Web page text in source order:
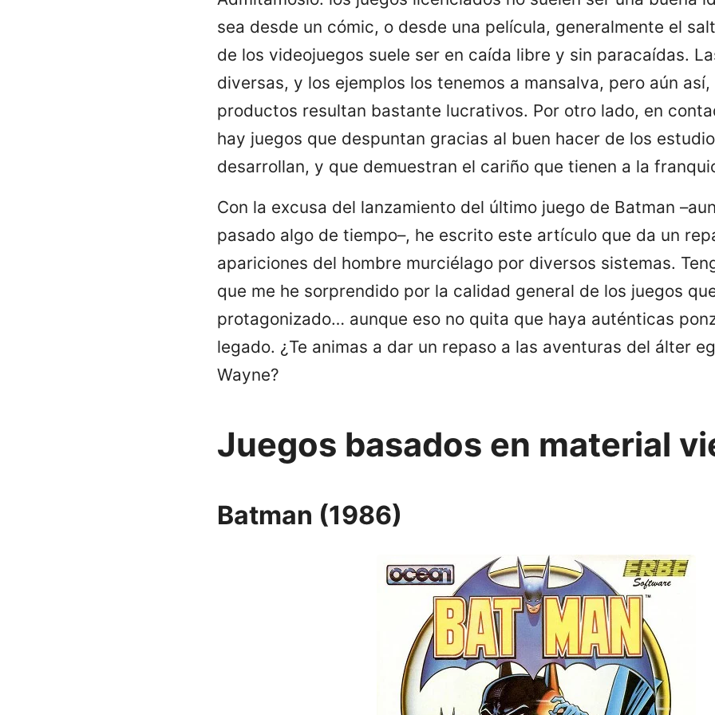
sea desde un cómic, o desde una película, generalmente el
de los videojuegos suele ser en caída libre y sin paracaídas.
diversas, y los ejemplos los tenemos a mansalva, pero aún
productos resultan bastante lucrativos. Por otro lado, en
hay juegos que despuntan gracias al buen hacer de los
desarrollan, y que demuestran el cariño que tienen a la
Con la excusa del lanzamiento del último juego de Batman
pasado algo de tiempo–, he escrito este artículo que da un
apariciones del hombre murciélago por diversos sistemas.
que me he sorprendido por la calidad general de los juegos
protagonizado… aunque eso no quita que haya auténticas
legado. ¿Te animas a dar un repaso a las aventuras del álter
Wayne?
Juegos basados en material
Batman (1986)